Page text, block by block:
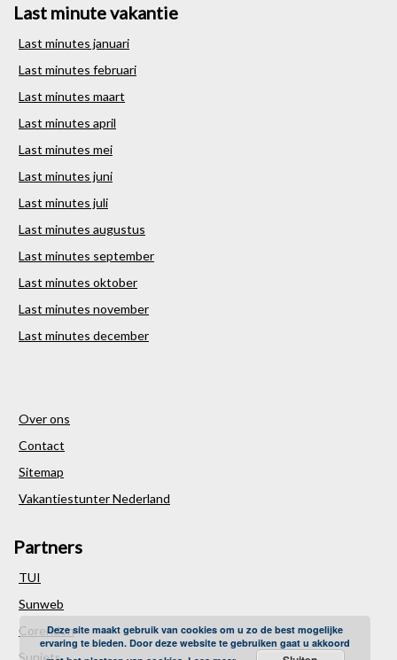
Last minute vakantie
Last minutes januari
Last minutes februari
Last minutes maart
Last minutes april
Last minutes mei
Last minutes juni
Last minutes juli
Last minutes augustus
Last minutes september
Last minutes oktober
Last minutes november
Last minutes december
Over ons
Contact
Sitemap
Vakantiestunter Nederland
Partners
TUI
Sunweb
Corendon
Sunjets
Deze site maakt gebruik van cookies om u zo de best mogelijke
ervaring te bieden. Door deze website te gebruiken gaat u akkoord